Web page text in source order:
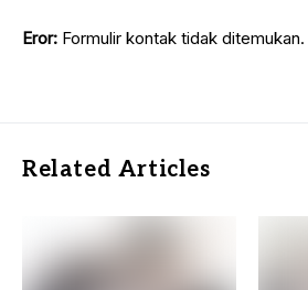
Eror: Formulir kontak tidak ditemukan.
Related Articles